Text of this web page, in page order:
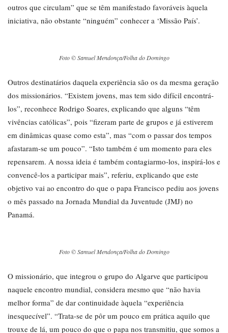
outros que circulam” que se têm manifestado favoráveis àquela
iniciativa, não obstante “ninguém” conhecer a ‘Missão País’.
Foto © Samuel Mendonça/Folha do Domingo
Outros destinatários daquela experiência são os da mesma geração
dos missionários. “Existem jovens, mas tem sido difícil encontrá-
los”, reconhece Rodrigo Soares, explicando que alguns “têm
vivências católicas”, pois “fizeram parte de grupos e já estiverem
em dinâmicas quase como esta”, mas “com o passar dos tempos
afastaram-se um pouco”. “Isto também é um momento para eles
repensarem. A nossa ideia é também contagiarmo-los, inspirá-los e
convencê-los a participar mais”, referiu, explicando que este
objetivo vai ao encontro do que o papa Francisco pediu aos jovens
o mês passado na Jornada Mundial da Juventude (JMJ) no
Panamá.
Foto © Samuel Mendonça/Folha do Domingo
O missionário, que integrou o grupo do Algarve que participou
naquele encontro mundial, considera mesmo que “não havia
melhor forma” de dar continuidade àquela “experiência
inesquecível”. “Trata-se de pôr um pouco em prática aquilo que
trouxe de lá, um pouco do que o papa nos transmitiu, que somos a